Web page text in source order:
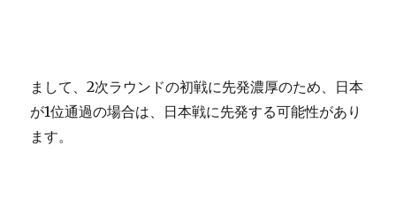
まして、2次ラウンドの初戦に先発濃厚のため、日本
が1位通過の場合は、日本戦に先発する可能性があり
ます。